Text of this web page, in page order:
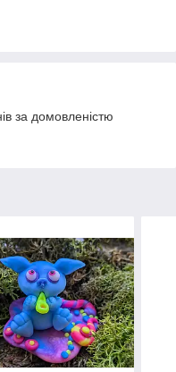
за домовленістю